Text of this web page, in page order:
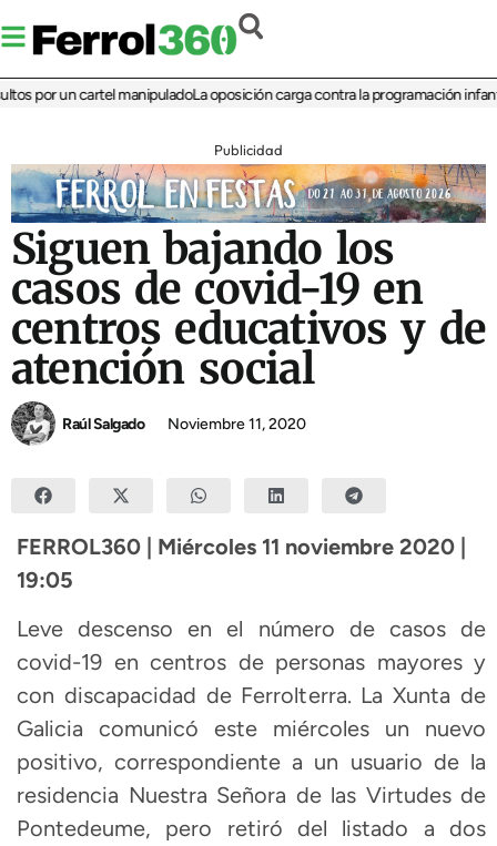
por un cartel manipuladoLa oposición carga contra la programación infantil
Publicidad
Siguen bajando los
casos de covid-19 en
centros educativos y de
atención social
Raúl Salgado Noviembre 11, 2020
FERROL360 | Miércoles 11 noviembre 2020 |
19:05
Leve descenso en el número de casos de
covid-19 en centros de personas mayores y
con discapacidad de Ferrolterra. La Xunta de
Galicia comunicó este miércoles un nuevo
positivo, correspondiente a un usuario de la
residencia Nuestra Señora de las Virtudes de
Pontedeume, pero retiró del listado a dos